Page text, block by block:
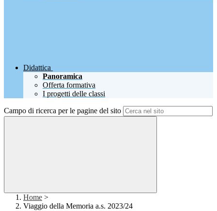
Didattica
Panoramica
Offerta formativa
I progetti delle classi
Campo di ricerca per le pagine del sito
Home >
Viaggio della Memoria a.s. 2023/24